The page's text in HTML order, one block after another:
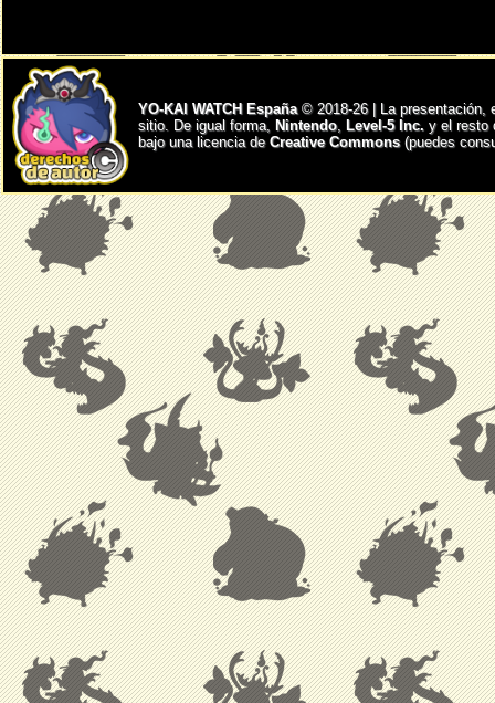
YO-KAI WATCH España © 2018-26 | La presentación,
sitio. De igual forma, Nintendo, Level-5 Inc. y el resto
bajo una licencia de Creative Commons(puedes